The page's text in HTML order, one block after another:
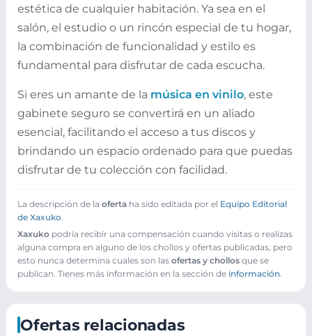
estética de cualquier habitación. Ya sea en el
salón, el estudio o un rincón especial de tu hogar,
la combinación de funcionalidad y estilo es
fundamental para disfrutar de cada escucha.
Si eres un amante de la música en vinilo, este
gabinete seguro se convertirá en un aliado
esencial, facilitando el acceso a tus discos y
brindando un espacio ordenado para que puedas
disfrutar de tu colección con facilidad.
La descripción de la oferta ha sido editada por el Equipo Editorial
de Xaxuko.
Xaxuko podría recibir una compensación cuando visitas o realizas
alguna compra en alguno de los chollos y ofertas publicadas, pero
esto nunca determina cuales son las ofertas y chollos que se
publican. Tienes más información en la sección de información.
Ofertas relacionadas